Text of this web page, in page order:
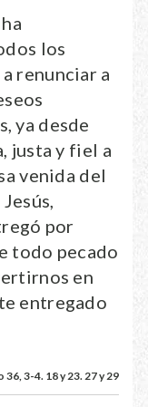
los
renunciar a
ya desde
justa y fiel a
venida del
por
todo pecado
en
entregado
36, 3-4. 18 y 23. 27 y 29